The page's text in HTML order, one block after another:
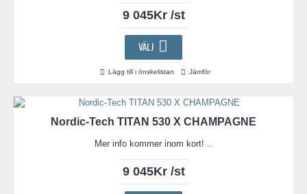
9 045Kr /st
VÄLJ
Lägg till i önskelistan Jämför
Nordic-Tech TITAN 530 X CHAMPAGNE
Mer info kommer inom kort! ..
9 045Kr /st